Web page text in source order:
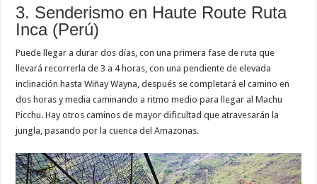
3. Senderismo en Haute Route Ruta
Inca (Perú)
Puede llegar a durar dos días, con una primera fase de ruta que
llevará recorrerla de 3 a 4 horas, con una pendiente de elevada
inclinación hasta Wiñay Wayna, después se completará el camino en
dos horas y media caminando a ritmo medio para llegar al Machu
Picchu. Hay otros caminos de mayor dificultad que atravesarán la
jungla, pasando por la cuenca del Amazonas.